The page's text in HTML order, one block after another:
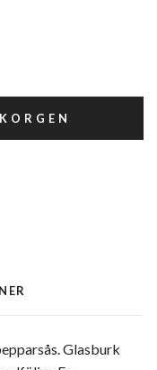
Glasburk